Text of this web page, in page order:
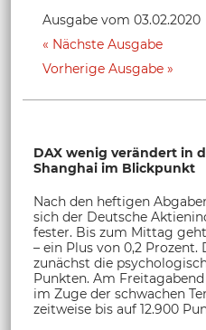
Ausgabe vom 03.02.2020
Nächste Ausgabe
Vorherige Ausgabe
DAX wenig verändert in
Shanghai im Blickpunkt
Nach den heftigen
sich der Deutsche
fester. Bis zum Mittag geht
– ein Plus von 0,2
zunächst die
Punkten. Am
im Zuge der schwachen
zeitweise bis auf 12.900